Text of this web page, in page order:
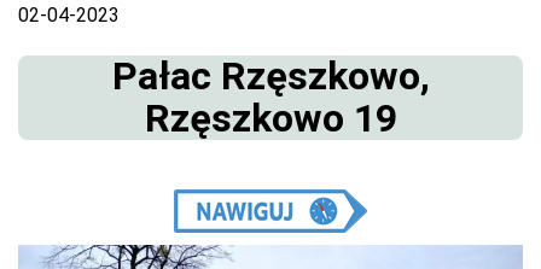
02-04-2023
Pałac Rzęszkowo,
Rzęszkowo 19